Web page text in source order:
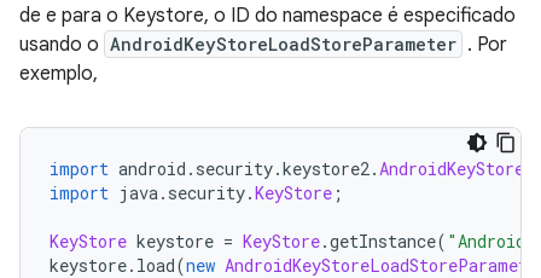
de e para o Keystore, o ID do namespace é especificado
usando o AndroidKeyStoreLoadStoreParameter . Por
exemplo,
import android . security.keystore2.
import java. security.KeyStore ;
KeyStore keystore = KeyStore.getInstance(
keystore. load(new